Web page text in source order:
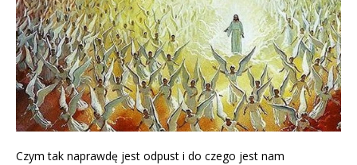
Czym tak naprawdę jest odpust i do czego jest nam